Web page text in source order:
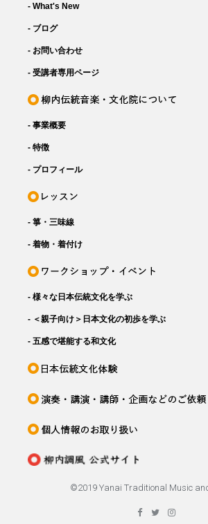
- What's New
- ブログ
- お問い合わせ
- 受講者専用ページ
- 事業概要
- 特徴
- プロフィール
- 箏・三味線
- 着物・着付け
- 様々な日本伝統文化を学ぶ
- ＜親子向け＞日本文化の初歩を学ぶ
- 五感で堪能する和文化
©️2019 Yanai Traditional Music